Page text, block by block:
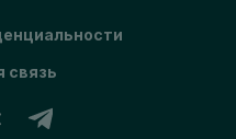
связь